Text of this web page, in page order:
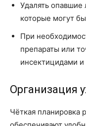
Удалять опавшие
которые могут
При
препараты или
инсектицидами
Организация
Чёткая планировка